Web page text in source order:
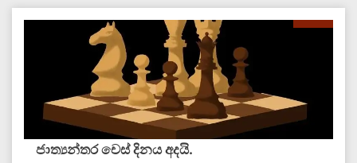
ජාත්‍යන්තර චෙස් දිනය අදයි.